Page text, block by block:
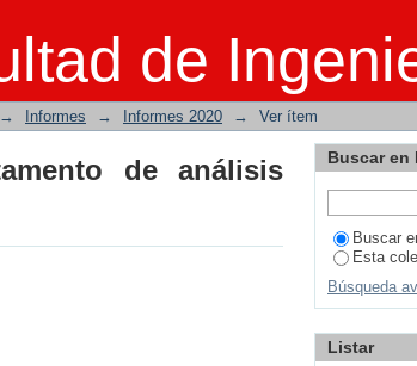
de
de análisis electrónico
→ Informes → Informes 2020 → Ver ítem
de análisis
Buscar en
Buscar
Esta
Búsqueda
Listar